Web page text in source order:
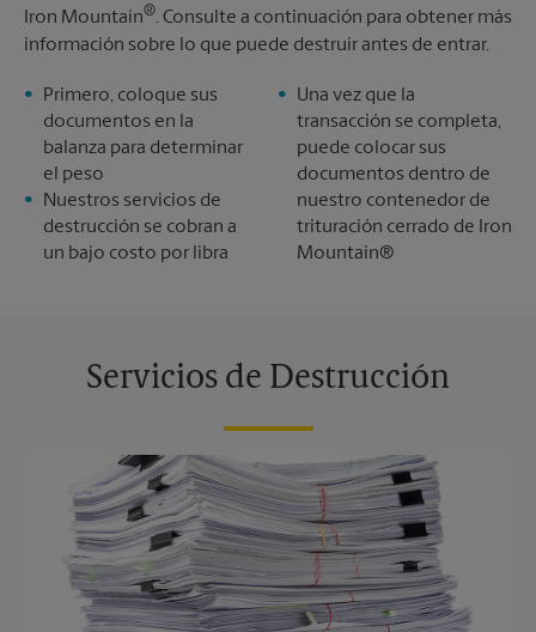
Iron Mountain®. Consulte a continuación para obtener más
información sobre lo que puede destruir antes de entrar.
Primero, coloque sus
documentos en la
balanza para determinar
el peso
Nuestros servicios de
destrucción se cobran a
un bajo costo por libra
Una vez que la
transacción se completa,
puede colocar sus
documentos dentro de
nuestro contenedor de
trituración cerrado de Iron
Mountain®
Servicios de Destrucción